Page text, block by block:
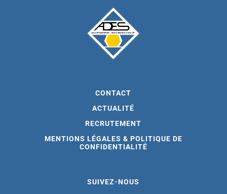
CONTACT
ACTUALITÉ
RECRUTEMENT
MENTIONS LÉGALES & POLITIQUE DE
CONFIDENTIALITÉ
SUIVEZ-NOUS